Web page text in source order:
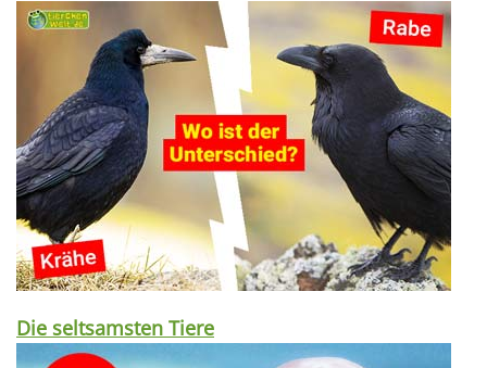
Die seltsamsten Tiere